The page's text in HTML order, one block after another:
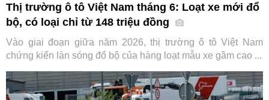
Thị trường ô tô Việt Nam tháng 6: Loạt xe mới đổ
bộ, có loại chỉ từ 148 triệu đồng
Vào giai đoạn giữa năm 2026, thị trường ô tô Việt Nam
chứng kiến làn sóng đổ bộ của hàng loạt mẫu xe gầm cao ...